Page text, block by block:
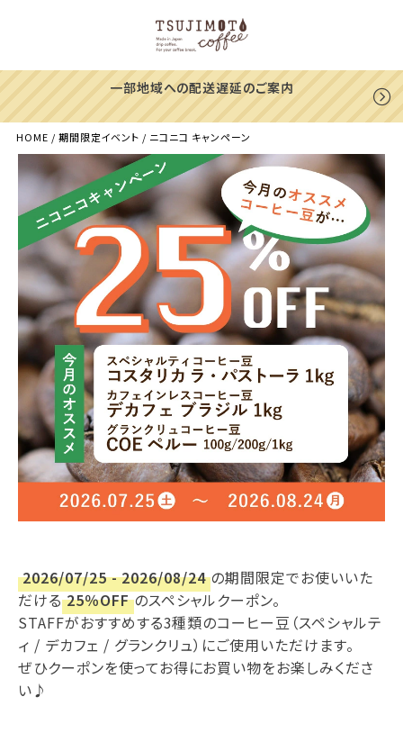
一部地域への配送遅延のご案内
HOME 期間限定イベント ニコニコ キャンペーン
2026/07/25 - 2026/08/24 の期間限定でお使いいた
だける 25％OFF のスペシャルクーポン。
STAFFがおすすめする3種類のコーヒー豆（スペシャルテ
ィ / デカフェ / グランクリュ）にご使用いただけます。
ぜひクーポンを使ってお得にお買い物をお楽しみくださ
い♪